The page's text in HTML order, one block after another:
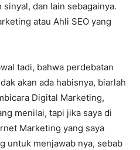
dan lain sebagainya.
atau Ahli SEO yang
tadi, bahwa perdebatan
akan ada habisnya, biarlah
Digital Marketing,
menilai, tapi jika saya di
Marketing yang saya
untuk menjawab nya, sebab